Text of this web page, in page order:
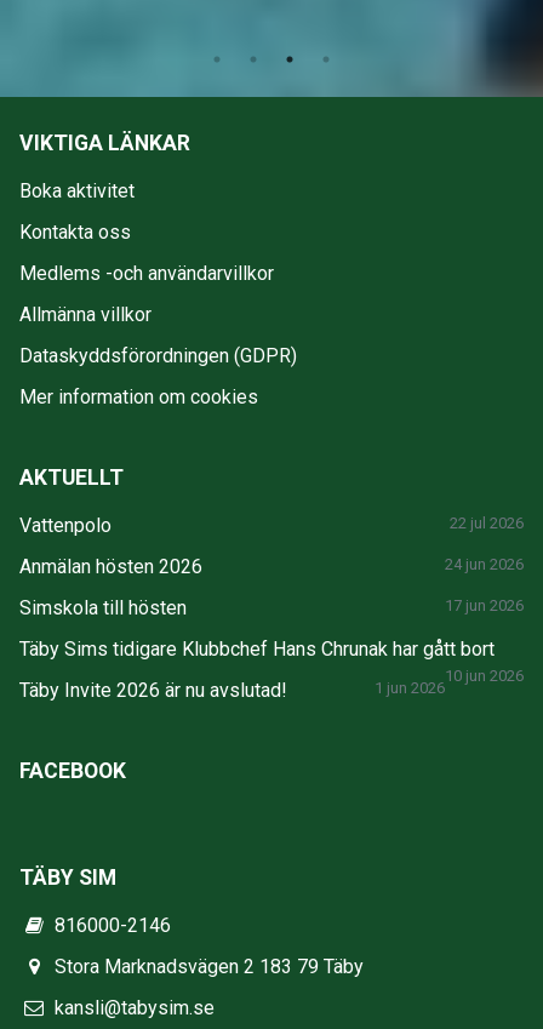
VIKTIGA LÄNKAR
Boka aktivitet
Kontakta oss
Medlems -och användarvillkor
Allmänna villkor
Dataskyddsförordningen (GDPR)
Mer information om cookies
AKTUELLT
Vattenpolo 22 jul 2026
Anmälan hösten 2026 24 jun 2026
Simskola till hösten 17 jun 2026
Täby Sims tidigare Klubbchef Hans Chrunak har gått bort
10 jun 2026
Täby Invite 2026 är nu avslutad! 1 jun 2026
FACEBOOK
TÄBY SIM
816000-2146
Stora Marknadsvägen 2 183 79 Täby
kansli@tabysim.se